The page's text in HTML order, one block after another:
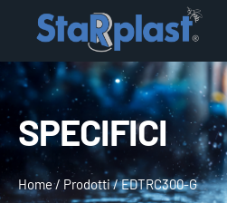
SPECIFICI
Home/ Prodotti/EDTRC300-G